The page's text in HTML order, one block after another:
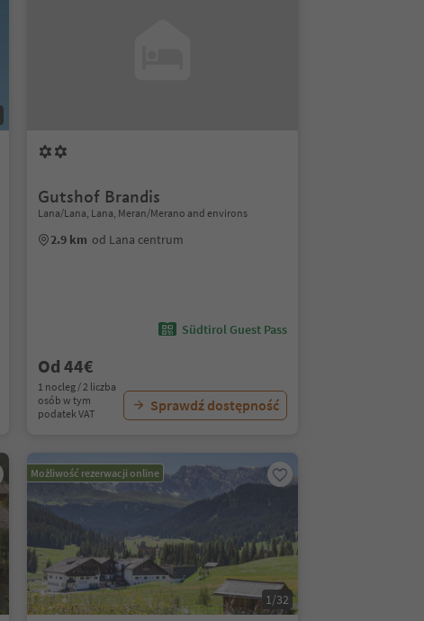
Gutshof Brandis
Lana/Lana, Lana, Meran/Merano and environs
2.9 km od Lana centrum
Südtirol Guest Pass
Od 44€
1 nocleg / 2 liczba
osób w tym
podatek VAT
Sprawdź dostępność
Możliwość rezerwacji online
1/32